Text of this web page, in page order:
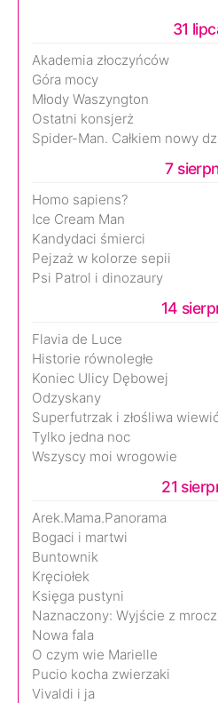
31
Akademia złoczyńców
Góra mocy
Młody Waszyngton
Ostatni konsjerż
Spider-Man. Całkiem nowy
7
Homo sapiens?
Ice Cream Man
Kandydaci śmierci
Pejzaż w kolorze sepii
Psi Patrol i dinozaury
14
Flavia de Luce
Historie równoległe
Koniec Ulicy Dębowej
Odzyskany
Superfutrzak i złośliwa
Tylko jedna noc
Wszyscy moi wrogowie
21
Arek.Mama.Panorama
Bogaci i martwi
Buntownik
Kręciołek
Księga pustyni
Naznaczony: Wyjście z
Nowa fala
O czym wie Marielle
Pucio kocha zwierzaki
Vivaldi i ja